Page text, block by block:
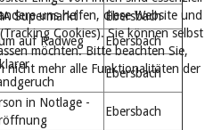
Supermarkt
Ebersbach
auf Radweg Ebersbach
Ebersbach
in Notlage -
Ebersbach
uns helfen, diese Website und
Cookies). Sie können selbst
möchten. Bitte beachten Sie,
nicht mehr alle Funktionalitäten der